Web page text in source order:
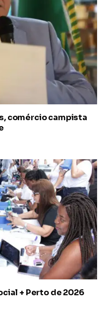
comércio campista
+ Perto de 2026